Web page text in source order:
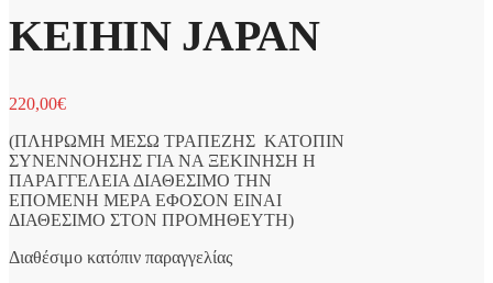
KEIHIN JAPAN
220,00€
(ΠΛΗΡΩΜΗ ΜΕΣΩ ΤΡΑΠΕΖΗΣ ΚΑΤΟΠΙΝ
ΣΥΝΕΝΝΟΗΣΗΣ ΓΙΑ ΝΑ ΞΕΚΙΝΗΣΗ Η
ΠΑΡΑΓΓΕΛΕΙΑ ΔΙΑΘΕΣΙΜΟ ΤΗΝ
ΕΠΟΜΕΝΗ ΜΕΡΑ ΕΦΟΣΟΝ ΕΙΝΑΙ
ΔΙΑΘΕΣΙΜΟ ΣΤΟΝ ΠΡΟΜΗΘΕΥΤΗ)
Διαθέσιμο κατόπιν παραγγελίας